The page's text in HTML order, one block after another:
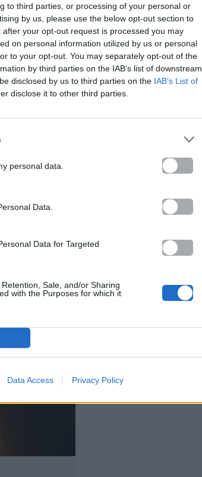
to third parties, or processing of your personal or
by us, please use the below opt-out section to
your opt-out request is processed you may
on personal information utilized by us or personal
to your opt-out. You may separately opt-out of the
by third parties on the IAB’s list of downstream
disclosed by us to third parties on the IAB’s List of
disclose it to other third parties.
personal data.
Data.
Data for Targeted
Sale, and/or Sharing
with the Purposes for which it
Data Access Privacy Policy